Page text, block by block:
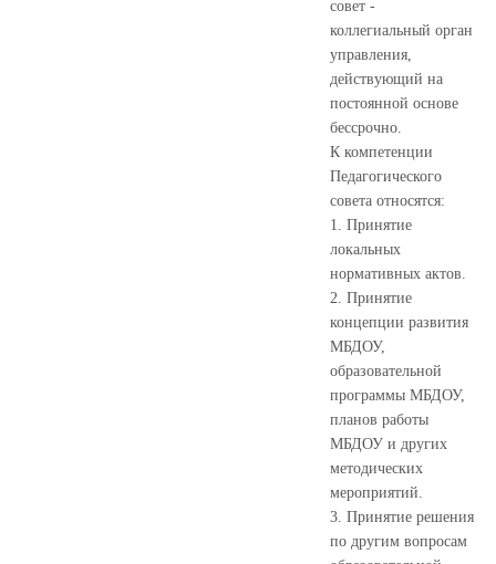
совет -
коллегиальный орган
управления,
действующий на
постоянной основе
бессрочно.
К компетенции
Педагогического
совета относятся:
1. Принятие
локальных
нормативных актов.
2. Принятие
концепции развития
МБДОУ,
образовательной
программы МБДОУ,
планов работы
МБДОУ и других
методических
мероприятий.
3. Принятие решения
по другим вопросам